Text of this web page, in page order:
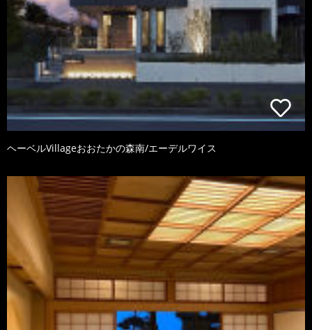
ヘーベルVillageおおたかの森南/エーデルワイス